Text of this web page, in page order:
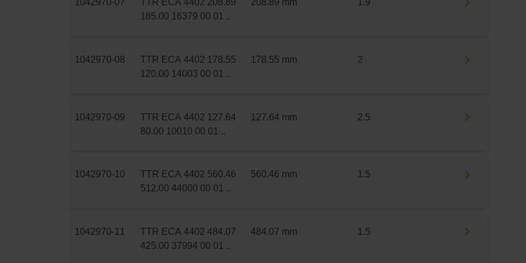
1042970-07
TTR ECA 4402 208.89
185.00 16379 00 01 ..
208.89 mm 1.9
1042970-08
TTR ECA 4402 178.55
120.00 14003 00 01 ..
178.55 mm 2
1042970-09
TTR ECA 4402 127.64
80.00 10010 00 01 ..
127.64 mm 2.5
1042970-10
TTR ECA 4402 560.46
512.00 44000 00 01 ..
560.46 mm 1.5
1042970-11
TTR ECA 4402 484.07
425.00 37994 00 01 ..
484.07 mm 1.5